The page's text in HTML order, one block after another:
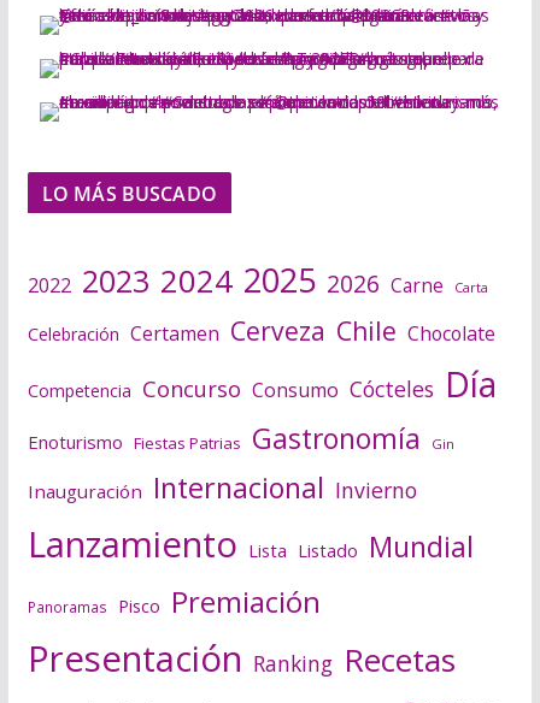
LO MÁS BUSCADO
2022 2023 2024 2025 2026 Carne Carta
Celebración Certamen Cerveza Chile Chocolate
Competencia Concurso Consumo Cócteles Día
Enoturismo Fiestas Patrias Gastronomía Gin
Inauguración Internacional Invierno
Lanzamiento Lista Listado Mundial
Panoramas Pisco Premiación
Presentación Ranking Recetas